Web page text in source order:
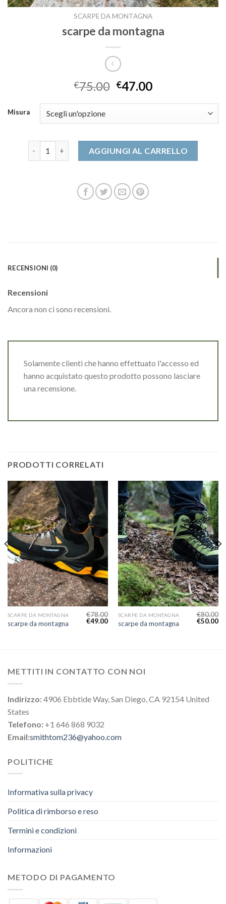
SCARPE DA MONTAGNA
scarpe da montagna
€75.00 €47.00
Misura
AGGIUNGI AL CARRELLO
RECENSIONI (0)
Recensioni
Ancora non ci sono recensioni.
Solamente clienti che hanno effettuato l'accesso ed
hanno acquistato questo prodotto possono lasciare
una recensione.
PRODOTTI CORRELATI
SCARPE DA MONTAGNA
scarpe da montagna
€78.00
€49.00
SCARPE DA MONTAGNA
scarpe da montagna
€80.00
€50.00
METTITI IN CONTATTO CON NOI
Indirizzo:4906 Ebbtide Way, San Diego, CA 92154 United
States
Telefono: +1 646 868 9032
Email:smithtom236@yahoo.com
POLITICHE
Informativa sulla privacy
Politica di rimborso e reso
Termini e condizioni
Informazioni
METODO DI PAGAMENTO